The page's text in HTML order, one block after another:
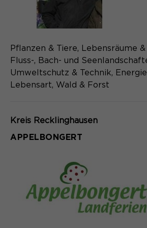
Name cookie_optin
Anbieter Sgalinski
Laufzeit 1 Monat
Speichert den
Benutzers für Cookies
Pflanzen & Tiere, Lebensräume
Fluss-, Bach- und
Umweltschutz & Technik,
Lebensart, Wald & Forst
Kreis Recklinghausen
APPELBONGERT